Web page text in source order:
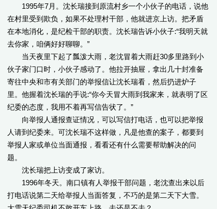
1995年7月。沈长瑞接到原流村乡一个小伙子的电话，说他
在村里受到欺负，如果不处理村干部，他就进京上访。把矛盾
在本地消化，是纪检干部的职责。沈长瑞告诉小伙子:“我明天就
去你家，咱俩好好聊聊。”
当天夜里下起了瓢泼大雨，老沈冒着大雨赶30多里路到小
伙子家门口时，小伙子感动了。他拉开抽屉，拿出几十封准备
寄往中央和市有关部门的举报信让沈长瑞看，然后扔进炉子
里。他握着沈长瑞的手说:“你今天冒大雨到我家来，就表明了区
纪委的态度，我用不着再写信告状了。”
向举报人通报查证情况，可以写信打电话，也可以把举报
人请到纪委来。可沈长瑞不这样做，凡是他查的案子，都要到
举报人家或单位当面通报，看看还有什么需要帮助解决的问
题。
沈长瑞把上访变成了家访。
1996年冬天。南口镇有人举报干部问题，老沈查出来以后
打电话说第二天给举报人当面答复，不巧的是第二天下大雪。